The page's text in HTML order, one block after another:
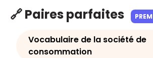
🔗 Paires parfaites
Vocabulaire de la société de
consommation